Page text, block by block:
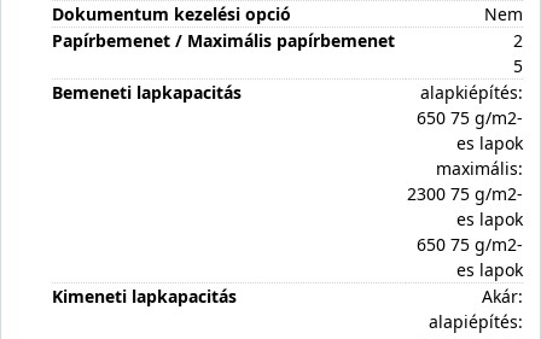
Dokumentum kezelési opció
Nem
Papírbemenet / Maximális papírbemenet
2
5
Bemeneti lapkapacitás
alapkiépítés:
650 75 g/m2-
es lapok
maximális:
2300 75 g/m2-
es lapok
650 75 g/m2-
es lapok
Kimeneti lapkapacitás
Akár:
alapiépítés: